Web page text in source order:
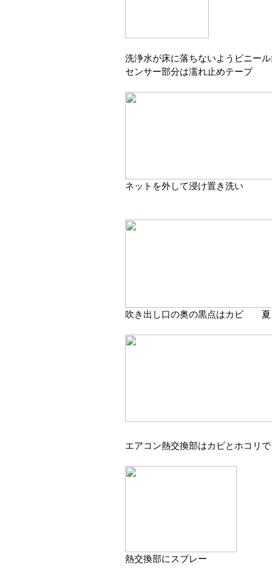
洗浄水が床に落ちないようビニー
センサー部分は濡れ止めテープ
ネットを外して浸け置き洗い
吹き出し口の奥の黒点はカビ 夏
エアコン熱交換部はカビとホコリ
熱交換部にスプレー